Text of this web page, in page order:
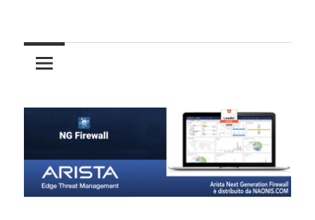
content
Arista
NG
Firewall
Untangle
Network.
Your